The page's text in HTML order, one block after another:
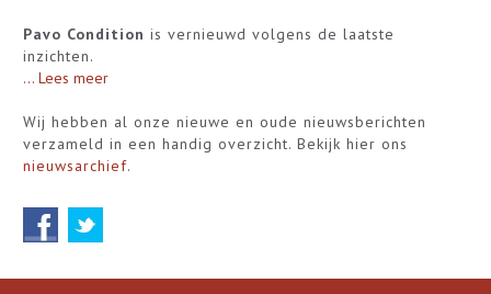
Pavo Condition is vernieuwd volgens de laatste
inzichten.
... Lees meer
Wij hebben al onze nieuwe en oude nieuwsberichten
verzameld in een handig overzicht. Bekijk hier ons
nieuwsarchief.